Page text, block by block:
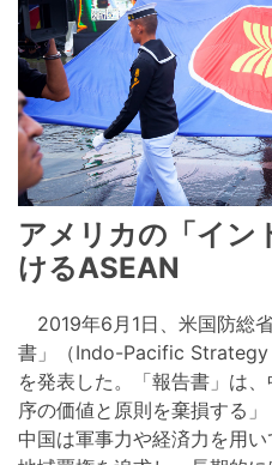
アメリカの「イン
けるASEAN
2019年6月1日、米国防総
書」（Indo-Pacific Strategy
を発表した。「報告書」は
序の価値と原則を棄損する」
中国は軍事力や経済力を用